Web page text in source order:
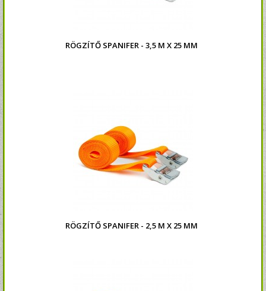
RÖGZÍTŐ SPANIFER - 3,5 M X 25 MM
RÖGZÍTŐ SPANIFER - 2,5 M X 25 MM